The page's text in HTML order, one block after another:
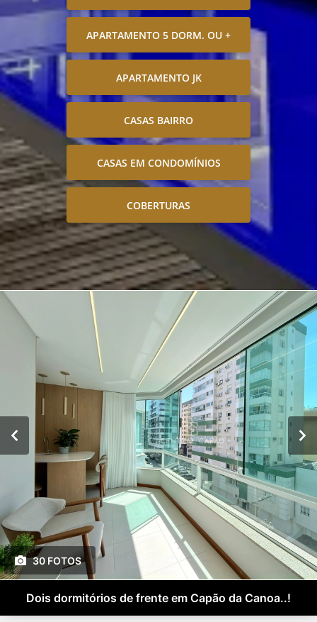
APARTAMENTO 5 DORM. OU +
APARTAMENTO JK
CASAS BAIRRO
CASAS EM CONDOMÍNIOS
COBERTURAS
30 FOTOS
Dois dormitórios de frente em Capão da Canoa..!